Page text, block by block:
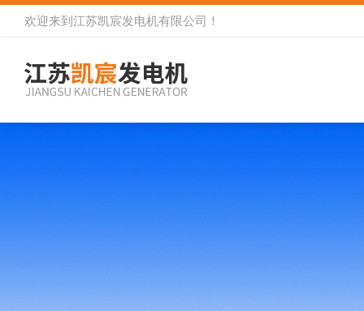
欢迎来到 江苏凯宸发电机有限公司 ！